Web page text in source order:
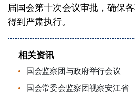
届国会第十次会议审批，确保
得到严肃执行。
相关资讯
国会监察团与政府举行会议
国会常委会监察团视察安江省